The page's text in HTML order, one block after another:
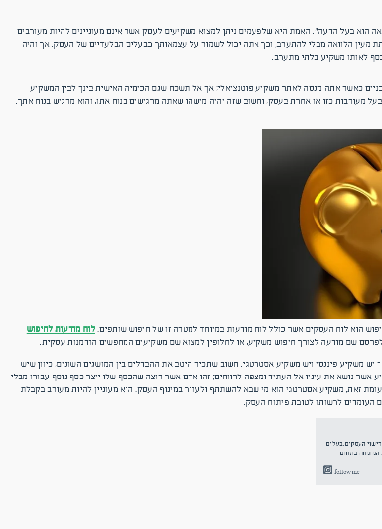
הוא בעל הדעה״. האמת היא שלפעמים ניתן למצוא משקיעים לעסק אשר אינם מעוניינים להיות מעורבים
מעין הלוואה מבלי להתערב, וכך אתה יכול לשמור על עצמאותך כבעלים הבלעדיים של העסק. אך והיה
לאותו משקיע בלתי מתערב.
כאשר אתה מנסה לאתר משקיע פוטנציאלי; אך אל תשכח שגם הכימיה האישית בינך לבין המשקיע
מעורבות כזו או אחרת בעסק, וחשוב שזה יהיה מישהו שאתה מרגישים בנוח אתו, והוא מרגיש בנוח אתך.
הוא לוח העסקים אשר כולל לוח מודעות במיוחד למטרה זו של חיפוש שותפים.לוח מודעות לחיפוש
שם מודעה לצורך חיפוש משקיע, או לחלופין למצוא שם משקיעים המחפשים הזדמנות עסקית.
יש משקיע פיננסי ויש משקיע אסטרטגי. חשוב שתכיר היטב את ההבדלים בין המושגים השונים, כיוון שיש
אשר נושא את עיניו אל העתיד ומצפה לרווחים; זהו אדם אשר רוצה שהכסף שלו ייצר כסף נוסף עבורו מבלי
זאת, משקיע אסטרטגי הוא מי שבא להשתתף ולעזור במינוף העסק. הוא מעוניין להיות מעורב בקבלת
העומדים לרשותו לטובת פיתוח העסק.
העסקים.בעלים
של משרד האדריכלים קלוד אדריכלים Claude.co.il, המומחה בתחום
follow me